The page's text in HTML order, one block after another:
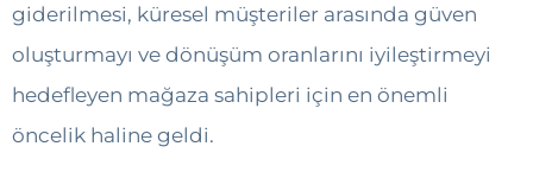
giderilmesi, küresel müşteriler arasında güven
oluşturmayı ve dönüşüm oranlarını iyileştirmeyi
hedefleyen mağaza sahipleri için en önemli
öncelik haline geldi.